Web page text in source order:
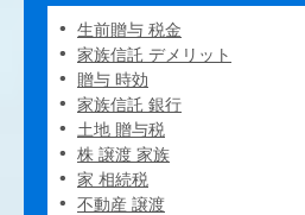
生前贈与 税金
家族信託 デメリット
贈与 時効
家族信託 銀行
土地 贈与税
株 譲渡 家族
家 相続税
不動産 譲渡